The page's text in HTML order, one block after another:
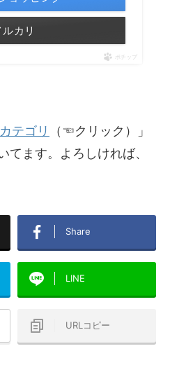
ルカリ
ポチップ
テゴリ
（☜クリック）」
てます。よろしければ、
Share
LINE
URLコピー